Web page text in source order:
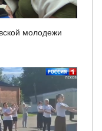
молодежи